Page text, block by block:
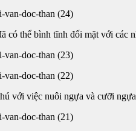
có thể bình tĩnh đối mặt với các
với việc nuôi ngựa và cưỡi